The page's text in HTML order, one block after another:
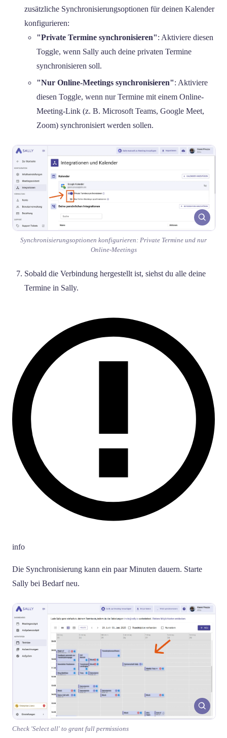
zusätzliche Synchronisierungsoptionen für deinen Kalender
konfigurieren:
"Private Termine synchronisieren": Aktiviere diesen
Toggle, wenn Sally auch deine privaten Termine
synchronisieren soll.
"Nur Online-Meetings synchronisieren": Aktiviere
diesen Toggle, wenn nur Termine mit einem Online-
Meeting-Link (z. B. Microsoft Teams, Google Meet,
Zoom) synchronisiert werden sollen.
Synchronisierungsoptionen konfigurieren: Private Termine und nur
Online-Meetings
Sobald die Verbindung hergestellt ist, siehst du alle deine
Termine in Sally.
info
Die Synchronisierung kann ein paar Minuten dauern. Starte
Sally bei Bedarf neu.
Check 'Select all' to grant full permissions